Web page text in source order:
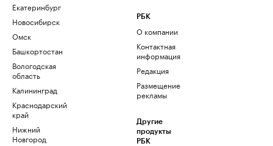
Екатеринбург
Новосибирск
Омск
Башкортостан
Вологодская
область
Калининград
Краснодарский
край
Нижний
Новгород
РБК
О компании
Контактная
информация
Редакция
Размещение
рекламы
Другие
продукты
РБК